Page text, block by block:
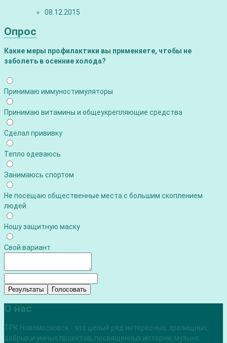
08.12.2015
Опрос
Какие меры профилактики вы применяете, чтобы не
заболеть в осенние холода?
Принимаю иммуностимуляторы
Принимаю витамины и общеукрепляющие средства
Сделал прививку
Тепло одеваюсь
Занимаюсь спортом
Не посещаю общественные места с большим скоплением
людей
Ношу защитную маску
Свой вариант
Результаты Голосовать
О нас
ТРК Новомосковск - это целый ряд интересных, зрелищных,
добрых и умных проектов, посвященных истории, музыке,